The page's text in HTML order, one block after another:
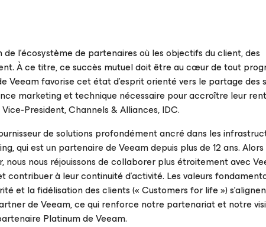
l’écosystème de partenaires où les objectifs du client, des
À ce titre, ce succès mutuel doit être au cœur de tout
favorise cet état d’esprit orienté vers le partage des
marketing et technique nécessaire pour accroître leur
President, Channels & Alliances, IDC.
de solutions profondément ancré dans les
qui est un partenaire de Veeam depuis plus de 12 ans.
nous réjouissons de collaborer plus étroitement avec
à leur continuité d’activité. Les valeurs
et la fidélisation des clients (« Customers for life »)
de Veeam, ce qui renforce notre partenariat et notre
Platinum de Veeam.